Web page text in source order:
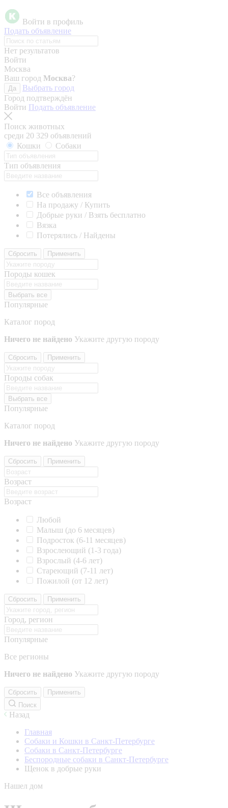
Войти в профиль
Подать объявление
Нет результатов
Войти
Москва
Ваш город Москва?
Да
Выбрать город
Город подтверждён
Войти Подать объявление
Поиск животных
среди 20 329 объявлений
Кошки
Собаки
Тип объявления
Все объявления
На продажу / Купить
Добрые руки / Взять бесплатно
Вязка
Потерялись / Найдены
Сбросить Применить
Породы кошек
Выбрать все
Популярные
Каталог пород
Ничего не найдено Укажите другую породу
Сбросить Применить
Породы собак
Выбрать все
Популярные
Каталог пород
Ничего не найдено Укажите другую породу
Сбросить Применить
Возраст
Возраст
Любой
Малыш (до 6 месяцев)
Подросток (6-11 месяцев)
Взрослеющий (1-3 года)
Взрослый (4-6 лет)
Стареющий (7-11 лет)
Пожилой (от 12 лет)
Сбросить Применить
Город, регион
Популярные
Все регионы
Ничего не найдено Укажите другую породу
Сбросить
Применить
Поиск
Назад
Главная
Собаки и Кошки в Санкт-Петербурге
Собаки в Санкт-Петербурге
Беспородные собаки в Санкт-Петербурге
Щенок в добрые руки
Нашел дом